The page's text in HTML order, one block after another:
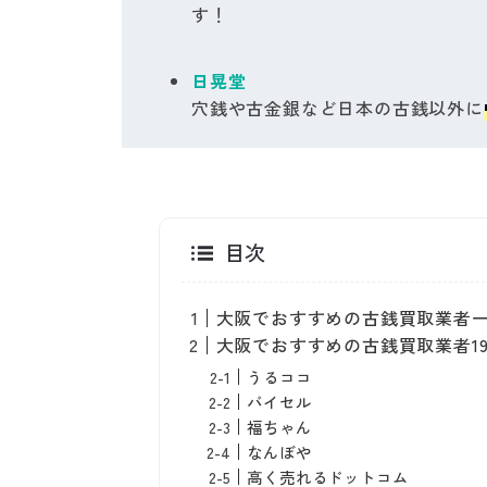
す！
日晃堂
穴銭や古金銀など日本の古銭以外に
目次
大阪でおすすめの古銭買取業者
大阪でおすすめの古銭買取業者
うるココ
バイセル
福ちゃん
なんぼや
高く売れるドットコム